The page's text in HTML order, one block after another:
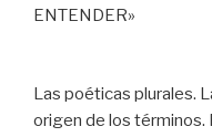
ENTENDER»
Las poéticas plurales.
origen de los términos.